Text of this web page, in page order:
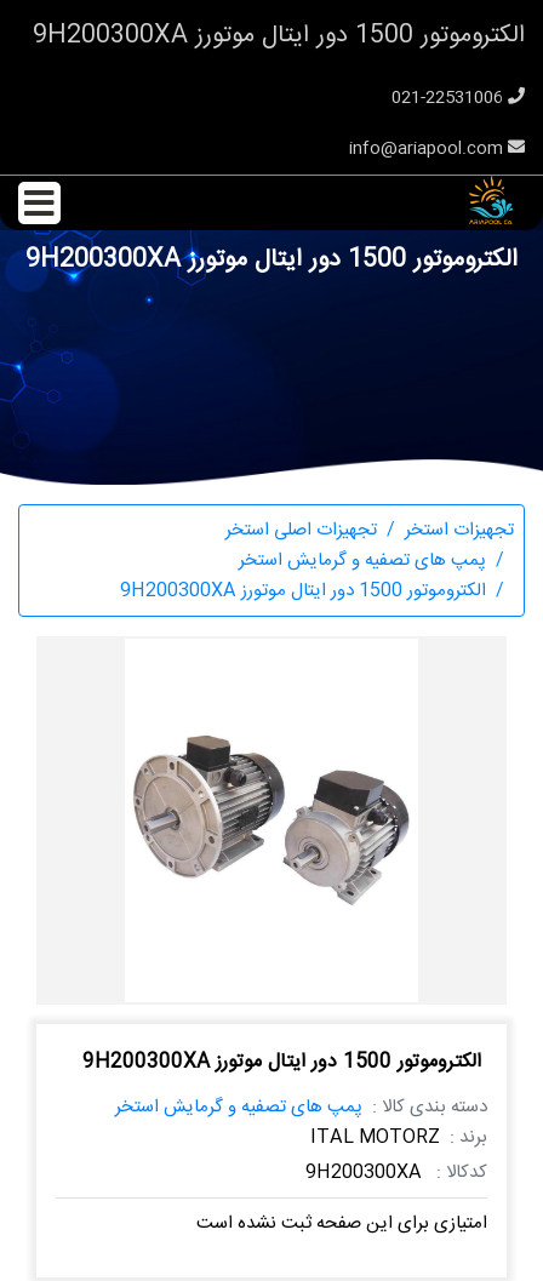
الکتروموتور 1500 دور ایتال موتورز 9H200300XA
الکتروموتور 1500 دور ایتال موتورز 9H200300XA
تجهیزات استخر
تجهیزات اصلی استخر
پمپ های تصفیه و گرمایش استخر
الکتروموتور 1500 دور ایتال موتورز 9H200300XA
الکتروموتور 1500 دور ایتال موتورز 9H200300XA
دسته بندی کالا : پمپ های تصفیه و گرمایش استخر
برند : ITAL MOTORZ
کدکالا : 9H200300XA
امتیازی برای این صفحه ثبت نشده است